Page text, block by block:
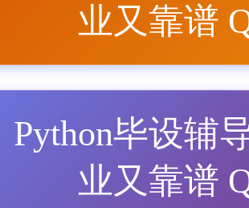
业又靠谱
Python毕设辅
业又靠谱